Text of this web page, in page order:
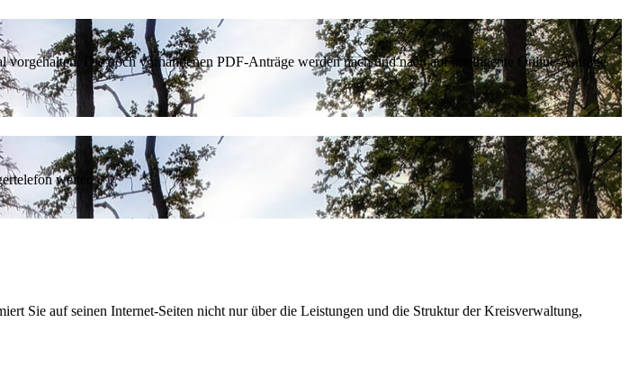
Die noch vorhandenen PDF-Anträge werden nach und nach auf intelligente Online-Anträge
weiter.
Sie auf seinen Internet-Seiten nicht nur über die Leistungen und die Struktur der Kreisverwaltung,